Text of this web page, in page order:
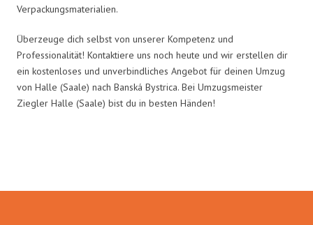
Verpackungsmaterialien.
Überzeuge dich selbst von unserer Kompetenz und
Professionalität! Kontaktiere uns noch heute und wir erstellen dir
ein kostenloses und unverbindliches Angebot für deinen Umzug
von Halle (Saale) nach Banská Bystrica. Bei Umzugsmeister
Ziegler Halle (Saale) bist du in besten Händen!